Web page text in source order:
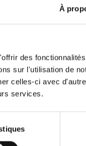
À
des
sur l'utilisation de
celles-ci avec
services.
et la
ou les